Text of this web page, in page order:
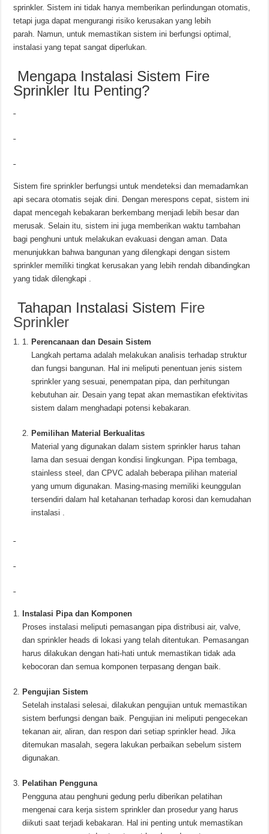
sprinkler. Sistem ini tidak hanya memberikan perlindungan otomatis,
tetapi juga dapat mengurangi risiko kerusakan yang lebih
parah. Namun, untuk memastikan sistem ini berfungsi optimal,
instalasi yang tepat sangat diperlukan.
Mengapa Instalasi Sistem Fire
Sprinkler Itu Penting?
Sistem fire sprinkler berfungsi untuk mendeteksi dan memadamkan
api secara otomatis sejak dini. Dengan merespons cepat, sistem ini
dapat mencegah kebakaran berkembang menjadi lebih besar dan
merusak. Selain itu, sistem ini juga memberikan waktu tambahan
bagi penghuni untuk melakukan evakuasi dengan aman. Data
menunjukkan bahwa bangunan yang dilengkapi dengan sistem
sprinkler memiliki tingkat kerusakan yang lebih rendah dibandingkan
yang tidak dilengkapi .
Tahapan Instalasi Sistem Fire
Sprinkler
Perencanaan dan Desain Sistem
Langkah pertama adalah melakukan analisis terhadap struktur
dan fungsi bangunan. Hal ini meliputi penentuan jenis sistem
sprinkler yang sesuai, penempatan pipa, dan perhitungan
kebutuhan air. Desain yang tepat akan memastikan efektivitas
sistem dalam menghadapi potensi kebakaran.
Pemilihan Material Berkualitas
Material yang digunakan dalam sistem sprinkler harus tahan
lama dan sesuai dengan kondisi lingkungan. Pipa tembaga,
stainless steel, dan CPVC adalah beberapa pilihan material
yang umum digunakan. Masing-masing memiliki keunggulan
tersendiri dalam hal ketahanan terhadap korosi dan kemudahan
instalasi .
Instalasi Pipa dan Komponen
Proses instalasi meliputi pemasangan pipa distribusi air, valve,
dan sprinkler heads di lokasi yang telah ditentukan. Pemasangan
harus dilakukan dengan hati-hati untuk memastikan tidak ada
kebocoran dan semua komponen terpasang dengan baik.
Pengujian Sistem
Setelah instalasi selesai, dilakukan pengujian untuk memastikan
sistem berfungsi dengan baik. Pengujian ini meliputi pengecekan
tekanan air, aliran, dan respon dari setiap sprinkler head. Jika
ditemukan masalah, segera lakukan perbaikan sebelum sistem
digunakan.
Pelatihan Pengguna
Pengguna atau penghuni gedung perlu diberikan pelatihan
mengenai cara kerja sistem sprinkler dan prosedur yang harus
diikuti saat terjadi kebakaran. Hal ini penting untuk memastikan